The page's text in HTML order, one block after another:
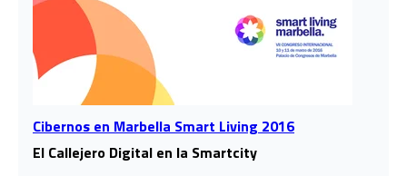
Cibernos en Marbella Smart Living 2016
El Callejero Digital en la Smartcity